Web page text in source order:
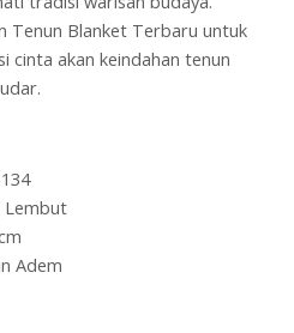
Tenun Blanket Terbaru untuk
cinta akan keindahan tenun
Lembut
Adem